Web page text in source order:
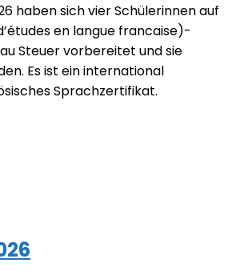
haben sich vier Schülerinnen auf
en langue francaise)-
Steuer vorbereitet und sie
Es ist ein international
Sprachzertifikat.